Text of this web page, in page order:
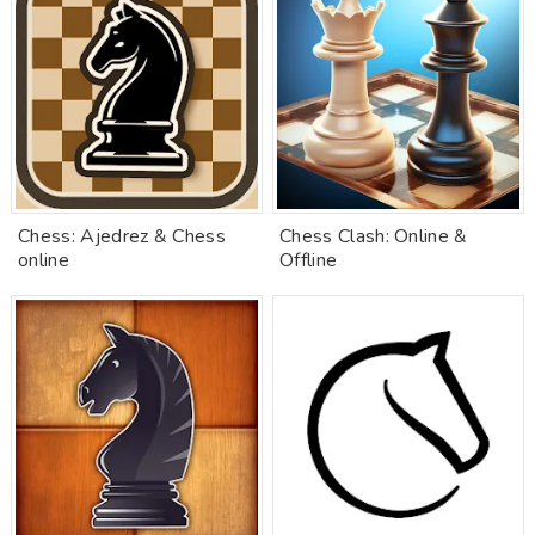
Chess: Ajedrez & Chess
online
Chess Clash: Online &
Offline